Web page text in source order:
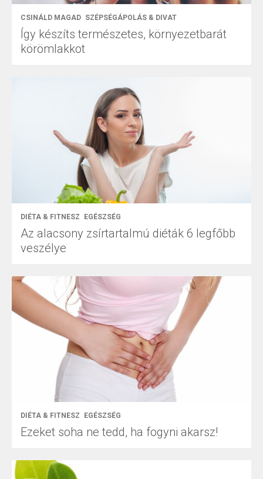
CSINÁLD MAGAD SZÉPSÉGÁPOLÁS & DIVAT
Így készíts természetes, környezetbarát
körömlakkot
DIÉTA & FITNESZ EGÉSZSÉG
Az alacsony zsírtartalmú diéták 6 legfőbb
veszélye
DIÉTA & FITNESZ EGÉSZSÉG
Ezeket soha ne tedd, ha fogyni akarsz!